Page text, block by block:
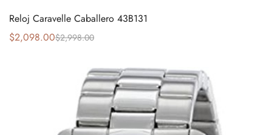
Reloj Caravelle Caballero 43B131
$2,998.00
$2,098.00